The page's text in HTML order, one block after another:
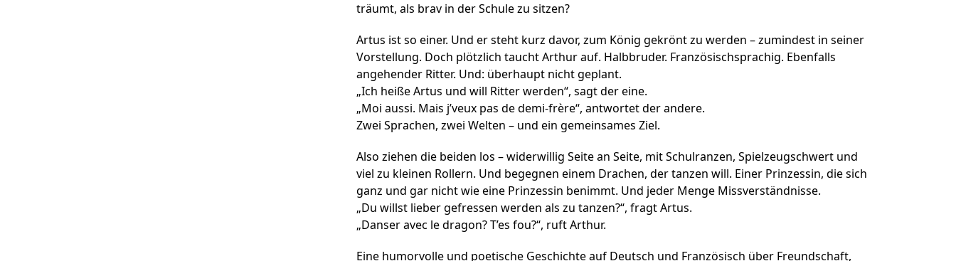
träumt, als brav in der Schule zu sitzen?
Artus ist so einer. Und er steht kurz davor, zum König gekrönt zu werden – zumindest in seiner
Vorstellung. Doch plötzlich taucht Arthur auf. Halbbruder. Französischsprachig. Ebenfalls
angehender Ritter. Und: überhaupt nicht geplant.
„Ich heiße Artus und will Ritter werden“, sagt der eine.
„Moi aussi. Mais j’veux pas de demi-frère“, antwortet der andere.
Zwei Sprachen, zwei Welten – und ein gemeinsames Ziel.
Also ziehen die beiden los – widerwillig Seite an Seite, mit Schulranzen, Spielzeugschwert und
viel zu kleinen Rollern. Und begegnen einem Drachen, der tanzen will. Einer Prinzessin, die sich
ganz und gar nicht wie eine Prinzessin benimmt. Und jeder Menge Missverständnisse.
„Du willst lieber gefressen werden als zu tanzen?“, fragt Artus.
„Danser avec le dragon? T’es fou?“, ruft Arthur.
Eine humorvolle und poetische Geschichte auf Deutsch und Französisch über Freundschaft,